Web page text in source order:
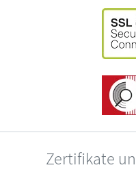
Zertifikate